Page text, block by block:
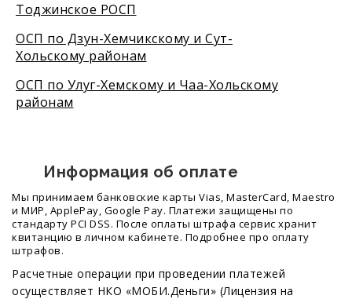
Тоджинское РОСП
ОСП по Дзун-Хемчикскому и Сут-
Хольскому районам
ОСП по Улуг-Хемскому и Чаа-Хольскому
районам
Информация об оплате
Мы принимаем банковские карты Vias, MasterCard, Maestro
и МИР, ApplePay, Google Pay. Платежи защищены по
стандарту PCI DSS. После оплаты штрафа сервис хранит
квитанцию в личном кабинете. Подробнее про оплату
штрафов.
Расчетные операции при проведении платежей
осуществляет НКО «МОБИ.Деньги» (Лицензия на